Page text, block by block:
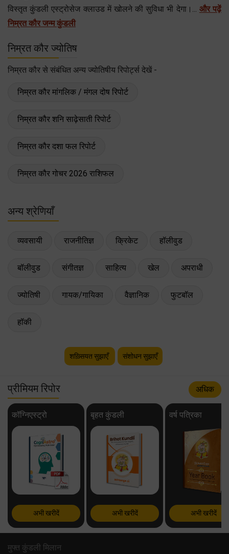
विस्तृत कुंडली एस्ट्रोसेज क्लाउड में खोलने की सुविधा भी देगा।... और पढ़ें
निम्रत कौर जन्म कुंडली
निम्रत कौर ज्योतिष
निम्रत कौर से संबंधित अन्य ज्योतिषीय रिपोर्ट्स देखें -
निम्रत कौर मांगलिक / मंगल दोष रिपोर्ट
निम्रत कौर शनि साढ़ेसाती रिपोर्ट
निम्रत कौर दशा फल रिपोर्ट
निम्रत कौर गोचर 2026 राशिफल
अन्य श्रेणियाँ
व्यवसायी राजनीतिज्ञ क्रिकेट हॉलीवुड
बॉलीवुड संगीतज्ञ साहित्य खेल अपराधी
ज्योतिषी गायक/गायिका वैज्ञानिक फुटबॉल
हॉकी
शख़्सियत सुझाएँ संशोधन सुझाएँ
प्रीमियम रिपोर अधिक
कॉग्निएस्ट्रो
अभी खरीदें
बृहत कुंडली
अभी खरीदें
वर्ष पत्रिका
अभी खरीदें
मुफ्त कुंडली मिलान